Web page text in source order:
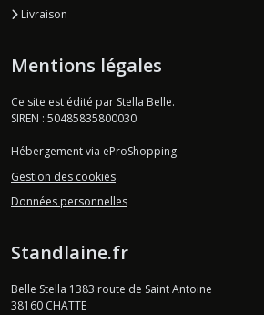
Livraison
Mentions légales
Ce site est édité par Stella Belle.
SIREN : 50485835800030
Hébergement via eProShopping
Gestion des cookies
Données personnelles
Standlaine.fr
Belle Stella 1383 route de Saint Antoine
38160 CHATTE